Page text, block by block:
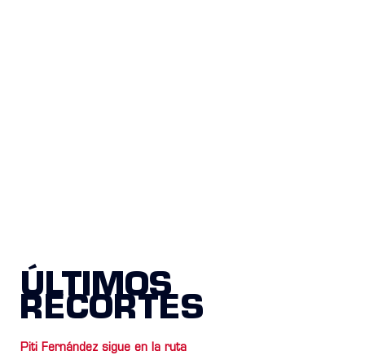
ÚLTIMOS
RECORTES
Piti Fernández sigue en la ruta